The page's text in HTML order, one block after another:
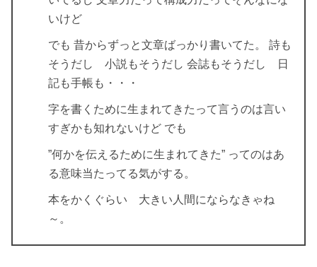
いけど
でも 昔からずっと文章ばっかり書いてた。 詩も
そうだし 小説もそうだし 会誌もそうだし 日
記も手帳も・・・
字を書くために生まれてきたって言うのは言い
すぎかも知れないけど でも
”何かを伝えるために生まれてきた” ってのはあ
る意味当たってる気がする。
本をかくぐらい 大きい人間にならなきゃね
～。